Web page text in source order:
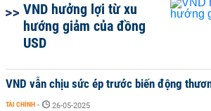
VND hưởng lợi từ xu
hướng giảm của đồng
USD
VND vẫn chịu sức ép trước biến động
TÀI CHÍNH - 26-05-2025